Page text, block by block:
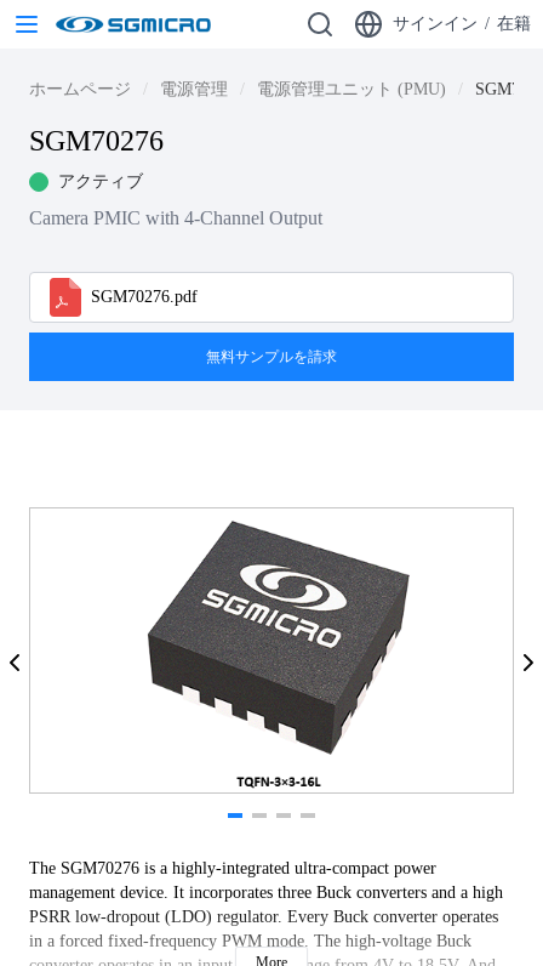
サインイン / 在籍
ホームページ 電源管理 電源管理ユニット (PMU)
SGM70276
アクティブ
Camera PMIC with 4-Channel Output
SGM70276.pdf
無料サンプルを請求
The SGM70276 is a highly-integrated ultra-compact power
management device. It incorporates three Buck converters and a high
PSRR low-dropout (LDO) regulator. Every Buck converter operates
in a forced fixed-frequency PWM mode. The high-voltage Buck
More